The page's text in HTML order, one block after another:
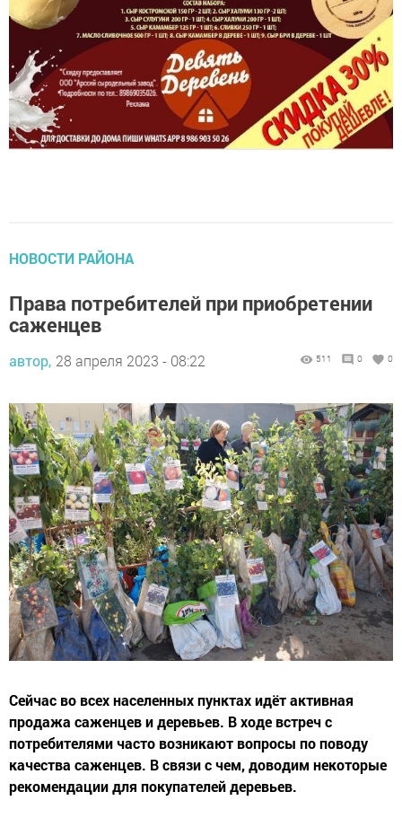
НОВОСТИ РАЙОНА
Права потребителей при приобретении
саженцев
продажа саженцев и деревьев. В ходе встреч с
потребителями часто возникают вопросы по поводу
качества саженцев. В связи с чем, доводим некоторые
рекомендации для покупателей деревьев.